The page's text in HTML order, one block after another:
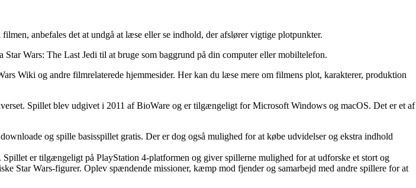
anbefales det at undgå at læse eller se indhold, der afslører vigtige plotpunkter.
Wars: The Last Jedi til at bruge som baggrund på din computer eller mobiltelefon.
Wiki og andre filmrelaterede hjemmesider. Her kan du læse mere om filmens plot, karakterer, produktion
Spillet blev udgivet i 2011 af BioWare og er tilgængeligt for Microsoft Windows og macOS. Det er et af
og spille basisspillet gratis. Der er dog også mulighed for at købe udvidelser og ekstra indhold
er tilgængeligt på PlayStation 4-platformen og giver spillerne mulighed for at udforske et stort og
Star Wars-figurer. Oplev spændende missioner, kæmp mod fjender og samarbejd med andre spillere for at